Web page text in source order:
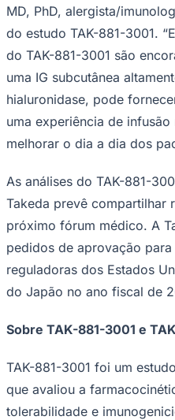
Palmeiras
MD, PhD, alergista/
do estudo TAK-881-3001.
do TAK-881-3001 são
uma IG subcutânea
hialuronidase, pode
uma experiência de
melhorar o dia a dia dos
As análises do TAK-881-
Takeda prevê compartilhar
próximo fórum médico. A
pedidos de aprovação
reguladoras dos Estados
do Japão no ano fiscal de
Sobre TAK-881-3001 e
TAK-881-3001 foi um
que avaliou a
tolerabilidade e